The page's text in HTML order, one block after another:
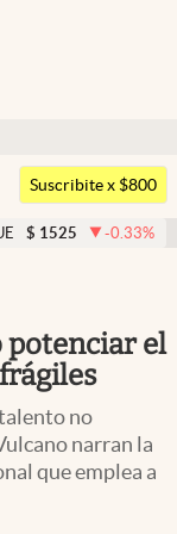
Argentina
Uruguay
Suscribite x $800
$ 1525 -0.33%
potenciar el
no
narran la
que emplea a